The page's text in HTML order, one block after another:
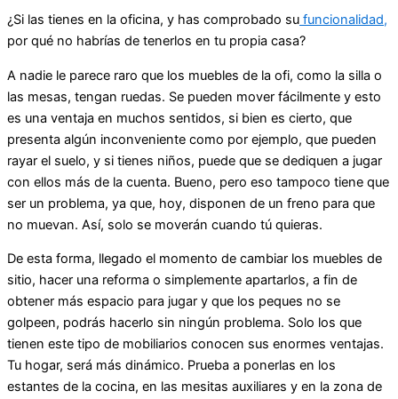
¿Si las tienes en la oficina, y has comprobado su funcionalidad,
por qué no habrías de tenerlos en tu propia casa?
A nadie le parece raro que los muebles de la ofi, como la silla o
las mesas, tengan ruedas. Se pueden mover fácilmente y esto
es una ventaja en muchos sentidos, si bien es cierto, que
presenta algún inconveniente como por ejemplo, que pueden
rayar el suelo, y si tienes niños, puede que se dediquen a jugar
con ellos más de la cuenta. Bueno, pero eso tampoco tiene que
ser un problema, ya que, hoy, disponen de un freno para que
no muevan. Así, solo se moverán cuando tú quieras.
De esta forma, llegado el momento de cambiar los muebles de
sitio, hacer una reforma o simplemente apartarlos, a fin de
obtener más espacio para jugar y que los peques no se
golpeen, podrás hacerlo sin ningún problema. Solo los que
tienen este tipo de mobiliarios conocen sus enormes ventajas.
Tu hogar, será más dinámico. Prueba a ponerlas en los
estantes de la cocina, en las mesitas auxiliares y en la zona de